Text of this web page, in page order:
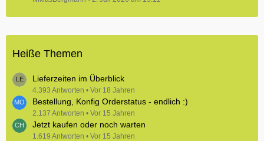
Heiße Themen
Lieferzeiten im Überblick
4.393 Antworten Vor 18 Jahren
Bestellung, Konfig Orderstatus - endlich :)
2.137 Antworten Vor 15 Jahren
Jetzt kaufen oder noch warten
1.619 Antworten Vor 15 Jahren